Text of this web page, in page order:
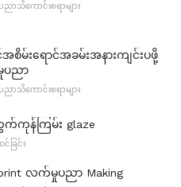
သိကောင်းစရာများ
မ်းရောင်အခမ်းအနားကျင်းပဖို့
ပညာ
သိကောင်းစရာများ
က်ကုန်ကြမ်း glaze
ခြင်း
လက်မှုပညာ Making